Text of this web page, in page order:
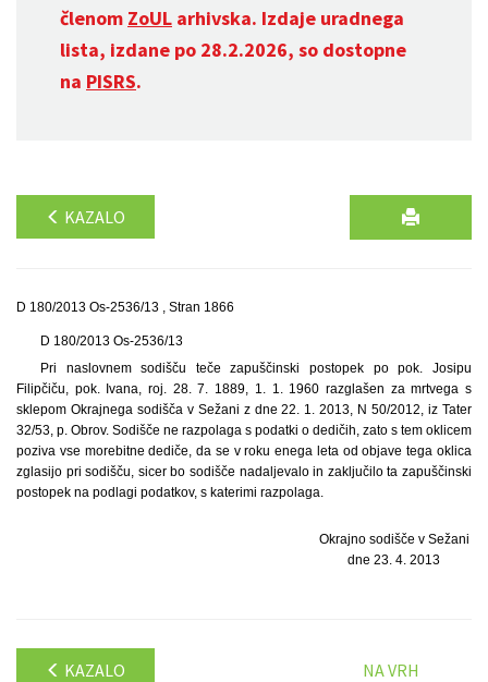
členom ZoUL arhivska. Izdaje uradnega
lista, izdane po 28.2.2026, so dostopne
na PISRS.
KAZALO
D 180/2013 Os-2536/13 , Stran 1866
D 180/2013 Os-2536/13
Pri naslovnem sodišču teče zapuščinski postopek po pok. Josipu
Filipčiču, pok. Ivana, roj. 28. 7. 1889, 1. 1. 1960 razglašen za mrtvega s
sklepom Okrajnega sodišča v Sežani z dne 22. 1. 2013, N 50/2012, iz Tater
32/53, p. Obrov. Sodišče ne razpolaga s podatki o dedičih, zato s tem oklicem
poziva vse morebitne dediče, da se v roku enega leta od objave tega oklica
zglasijo pri sodišču, sicer bo sodišče nadaljevalo in zaključilo ta zapuščinski
postopek na podlagi podatkov, s katerimi razpolaga.
Okrajno sodišče v Sežani
dne 23. 4. 2013
KAZALO NA VRH